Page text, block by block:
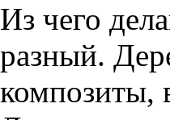
Из чего
разный.
композиты,